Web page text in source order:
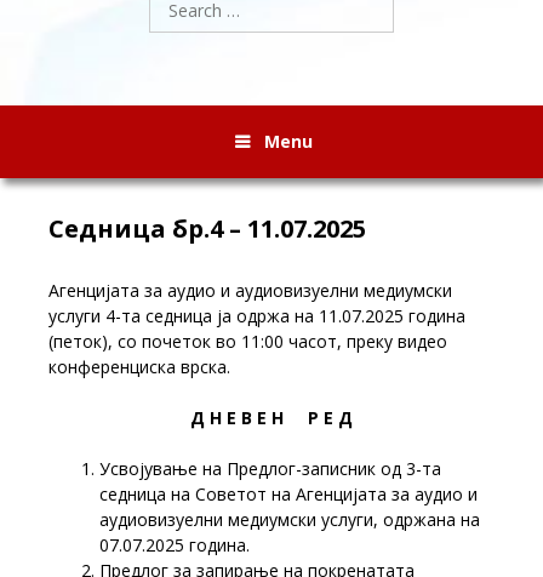
for:
Menu
Седница бр.4 – 11.07.2025
Агенцијата за аудио и аудиовизуелни медиумски
услуги 4-та седница ја одржa на 11.07.2025 година
(петок), со почеток во 11:00 часот, преку видео
конференциска врска.
Д Н Е В Е Н Р Е Д
Усвојување на Предлог-записник од 3-та
седница на Советот на Агенцијата за аудио и
аудиовизуелни медиумски услуги, одржана на
07.07.2025 година.
Предлог за запирање на покренатата